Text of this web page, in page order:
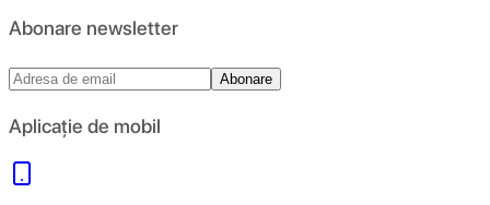
Abonare newsletter
Abonare
Aplicație de mobil